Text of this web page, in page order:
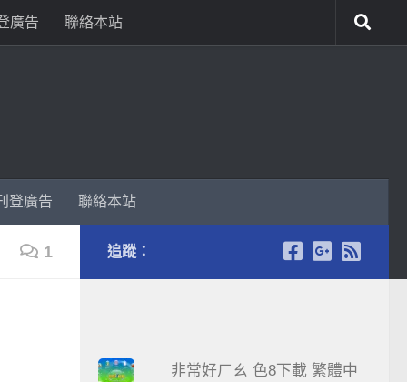
廣告 聯絡本站
登廣告 聯絡本站
1 追蹤：
非常好ㄏㄠ 色8下載 繁體中